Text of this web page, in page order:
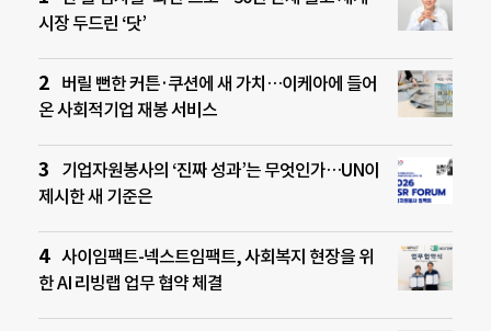
시장 두드린 ‘닷’
버릴 뻔한 커튼·쿠션에 새 가치…이케아에 들어
온 사회적기업 재봉 서비스
기업자원봉사의 ‘진짜 성과’는 무엇인가…UN이
제시한 새 기준은
사이임팩트-넥스트임팩트, 사회복지 현장을 위
한 AI 리빙랩 업무 협약 체결